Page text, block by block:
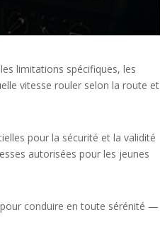
limitations spécifiques, les
vitesse rouler selon la route et
pour la sécurité et la validité
autorisées pour les jeunes
conduire en toute sérénité —